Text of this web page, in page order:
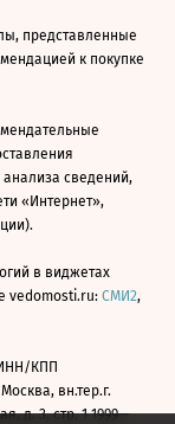
представленные
к покупке
сведений,
«Интернет»,
в виджетах
vedomosti.ru: СМИ2,
КПП
Москва, вн.тер.г.
д. 3, стр. 1 1999—